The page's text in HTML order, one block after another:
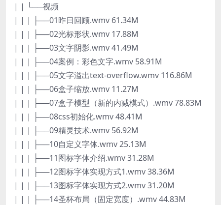
| | └──视频
| | | ├──01昨日回顾.wmv 61.34M
| | | ├──02光标形状.wmv 17.88M
| | | ├──03文字阴影.wmv 41.49M
| | | ├──04案例：彩色文字.wmv 58.91M
| | | ├──05文字溢出text-overflow.wmv 116.86M
| | | ├──06盒子缩放.wmv 11.27M
| | | ├──07盒子模型（新的内减模式）.wmv 78.83M
| | | ├──08css初始化.wmv 48.41M
| | | ├──09精灵技术.wmv 56.92M
| | | ├──10自定义字体.wmv 25.13M
| | | ├──11图标字体介绍.wmv 31.28M
| | | ├──12图标字体实现方式1.wmv 38.36M
| | | ├──13图标字体实现方式2.wmv 31.20M
| | | ├──14圣杯布局（固定宽度）.wmv 44.83M